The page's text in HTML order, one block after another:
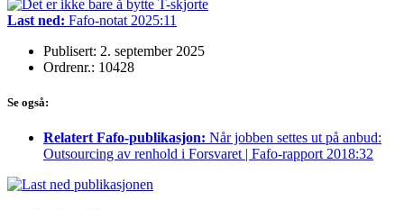
Last ned: Fafo-notat 2025:11
Publisert: 2. september 2025
Ordrenr.: 10428
Se også:
Relatert Fafo-publikasjon: Når jobben settes ut på anbud:
Outsourcing av renhold i Forsvaret | Fafo-rapport 2018:32